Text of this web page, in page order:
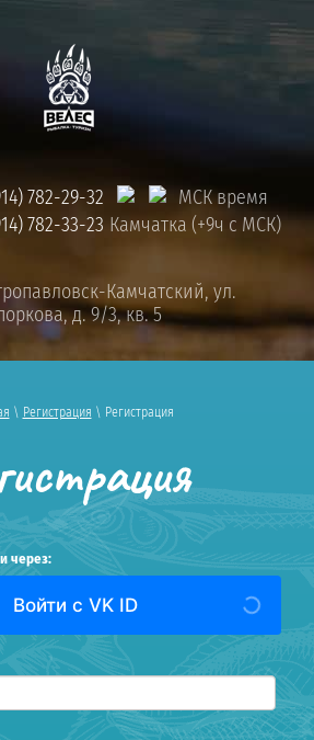
782-29-32
МСК время
782-33-23 Камчатка (+9ч с МСК)
Камчатский, ул.
д. 9/3, кв. 5
\ Регистрация \ Регистрация
через:
Войти с VK ID